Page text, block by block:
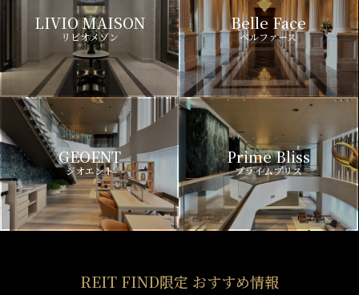
LIVIO MAISON
リビオメゾン
Belle Face
ベルファース
GEOENT
ジオエント
Prime Bliss
プライムブリス
REIT FIND限定 おすすめ情報